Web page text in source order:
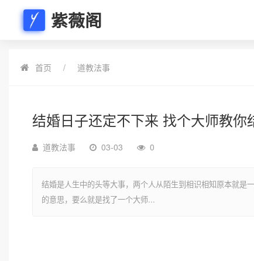
紫薇阁
首页 道教法事
结婚日子还定不下来 找个大师教你
道教法事 03-03 0
结婚是人生中的头等大事，两个人从陌生到相识相知原本就是
的意思，要么就是找了一个大师...